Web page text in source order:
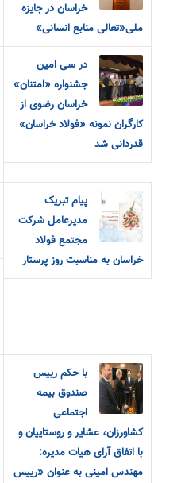
خراسان در جایزه
ملی«تعالی منابع انسانی»
در سی امین
جشنواره «امتنان»
خراسان رضوی از
کارگران نمونه «فولاد خراسان»
قدردانی شد
پیام تبریک
مدیرعامل شرکت
مجتمع فولاد
خراسان به مناسبت روز پرستار
با حکم رییس
صندوق بیمه
اجتماعی
کشاورزان، عشایر و روستاییان و
با اتفاق آرای هیات مدیره:
مهندس امینی به عنوان «رییس